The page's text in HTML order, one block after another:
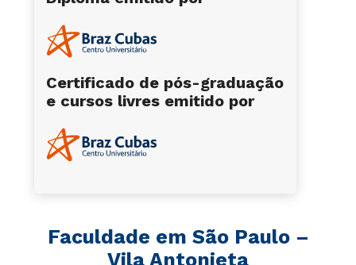
Faculdade em São Paulo –
Vila Antonieta
Certificado de pós-graduação
e cursos livres emitido por